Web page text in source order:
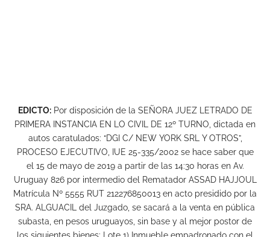
EDICTO:Por disposición de la SEÑORA JUEZ LETRADO DE
PRIMERA INSTANCIA EN LO CIVIL DE 12º TURNO, dictada en
autos caratulados: “DGI C/ NEW YORK SRL Y OTROS”,
PROCESO EJECUTIVO, IUE 25-335/2002 se hace saber que
el 15 de mayo de 2019 a partir de las 14:30 horas en Av.
Uruguay 826 por intermedio del Rematador ASSAD HAJJOUL
Matrícula Nº 5555 RUT 212276850013 en acto presidido por la
SRA. ALGUACIL del Juzgado, se sacará a la venta en pública
subasta, en pesos uruguayos, sin base y al mejor postor de